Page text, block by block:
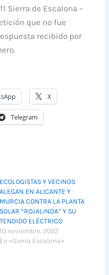
Sierra de Escalona –
que no fue
recibido por
X
Telegram
ECOLOGISTAS Y VECINOS
ALEGAN EN ALICANTE Y
MURCIA CONTRA LA PLANTA
SOLAR “ROJALINDA” Y SU
TENDIDO ELÉCTRICO
10 noviembre, 2022
En «Sierra Escalona»